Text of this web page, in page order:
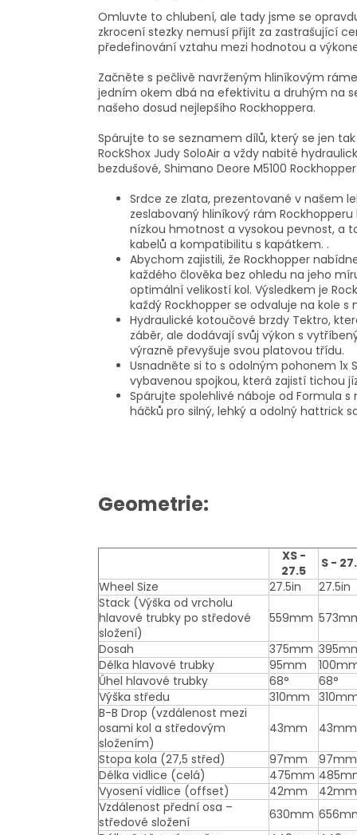
Omluvte to chlubení, ale tady jsme se
zkrocení stezky nemusí přijít za zastrašující
předefinování vztahu mezi hodnotou a
Začněte s pečlivě navrženým hliníkovým
jedním okem dbá na efektivitu a druhým na
našeho dosud nejlepšího Rockhoppera.
Spárujte to se seznamem dílů, který se jen
RockShox Judy SoloAir a vždy nabité
bezdušové, Shimano Deore M5100
Srdce ze zlata, prezentované v našem
zeslabovaný hliníkový rám
nízkou hmotnost a vysokou pevnost, a
kabelů a kompatibilitu s kapátkem. .
Abychom zajistili, že Rockhopper
každého člověka bez ohledu na jeho
optimální velikostí kol. Výsledkem je
každý Rockhopper se odvaluje na kole
Hydraulické kotoučové brzdy Tektro,
záběr, ale dodávají svůj výkon s
výrazně převyšuje svou platovou třídu.
Usnadněte si to s odolným pohonem 1x
vybavenou spojkou, která zajistí tichou
Spárujte spolehlivé náboje od Formula
háčků pro silný, lehký a odolný hattrick
Geometrie:
XS -
27.5
S -
Wheel Size
27.5in
27.5in
Stack (Výška od vrcholu
hlavové trubky po středové
složení)
559mm
Dosah
375mm
Délka hlavové trubky
95mm
Úhel hlavové trubky
68°
68°
Výška středu
310mm
B-B Drop (vzdálenost mezi
osami kol a středovým
složením)
43mm
43mm
Stopa kola (27,5 střed)
97mm
97mm
Délka vidlice (celá)
475mm
Vyosení vidlice (offset)
42mm
42mm
Vzdálenost přední osa –
středové složení
630mm